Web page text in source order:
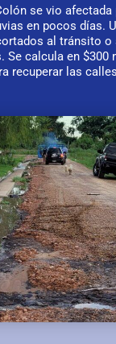
se vio
en pocos días.
al tránsito o
Se calcula en
recuperar las calles